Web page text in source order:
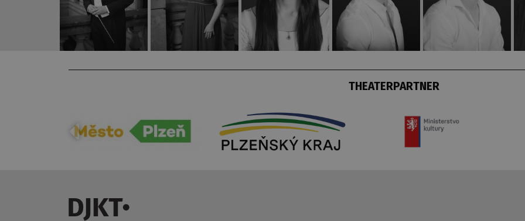
THEATERPARTNER